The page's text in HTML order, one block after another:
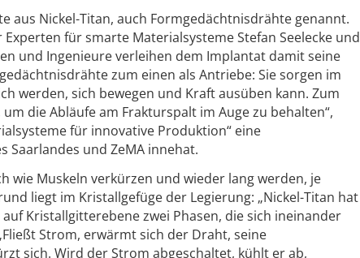
aus Nickel-Titan, auch Formgedächtnisdrähte genannt.
für smarte Materialsysteme Stefan Seelecke und
und Ingenieure verleihen dem Implantat damit seine
zum einen als Antriebe: Sie sorgen im
werden, sich bewegen und Kraft ausüben kann. Zum
die Abläufe am Frakturspalt im Auge zu behalten“,
für innovative Produktion“ eine
Saarlandes und ZeMA innehat.
wie Muskeln verkürzen und wieder lang werden, je
liegt im Kristallgefüge der Legierung: „Nickel-Titan hat
Kristallgitterebene zwei Phasen, die sich ineinander
Strom, erwärmt sich der Draht, seine
sich. Wird der Strom abgeschaltet, kühlt er ab,